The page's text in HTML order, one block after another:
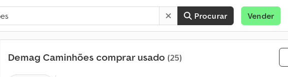
Procurar Vender
Demag Caminhões comprar usado (25)